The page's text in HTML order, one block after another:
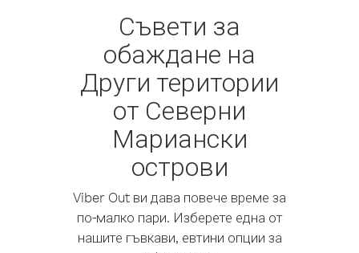
Съвети за
обаждане на
Други територии
от Северни
Мариански
острови
Viber Out ви дава повече време за
по-малко пари. Изберете една от
нашите гъвкави, евтини опции за